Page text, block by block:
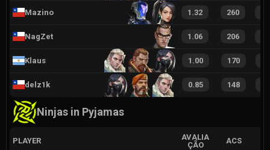
Mazino 1.32 260
NagZet 1.06 206
Klaus 1.00 170
delz1k 0.85 148
Ninjas in Pyjamas
PLAYER
AVALIA
ÇÃO
ACS